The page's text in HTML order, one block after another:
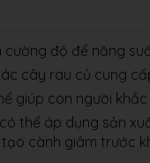
cường độ để năng
cây rau củ cung
giúp con người
thể áp dụng sản
cành giâm trước